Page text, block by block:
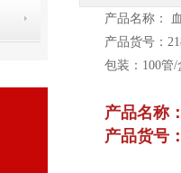
产品名称：
产品货号：
包装：100管/
产品名称
产品货号